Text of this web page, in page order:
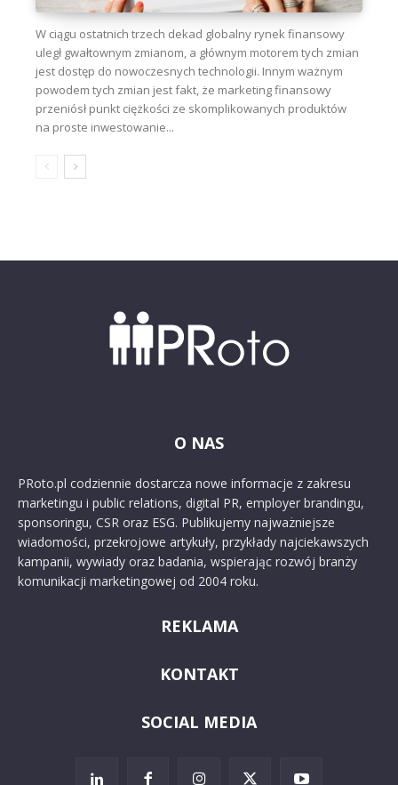
W ciągu ostatnich trzech dekad globalny rynek finansowy
uległ gwałtownym zmianom, a głównym motorem tych zmian
jest dostęp do nowoczesnych technologii. Innym ważnym
powodem tych zmian jest fakt, że marketing finansowy
przeniósł punkt ciężkości ze skomplikowanych produktów
na proste inwestowanie...
O NAS
PRoto.pl codziennie dostarcza nowe informacje z zakresu
marketingu i public relations, digital PR, employer brandingu,
sponsoringu, CSR oraz ESG. Publikujemy najważniejsze
wiadomości, przekrojowe artykuły, przykłady najciekawszych
kampanii, wywiady oraz badania, wspierając rozwój branży
komunikacji marketingowej od 2004 roku.
REKLAMA
KONTAKT
SOCIAL MEDIA